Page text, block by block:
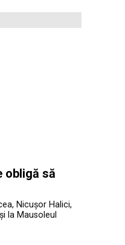
obligă să
Nicușor Halici,
la Mausoleul